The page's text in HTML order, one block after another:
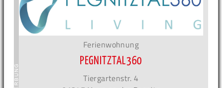
Ferienwohnung
PEGNITZTAL360
Tiergartenstr. 4